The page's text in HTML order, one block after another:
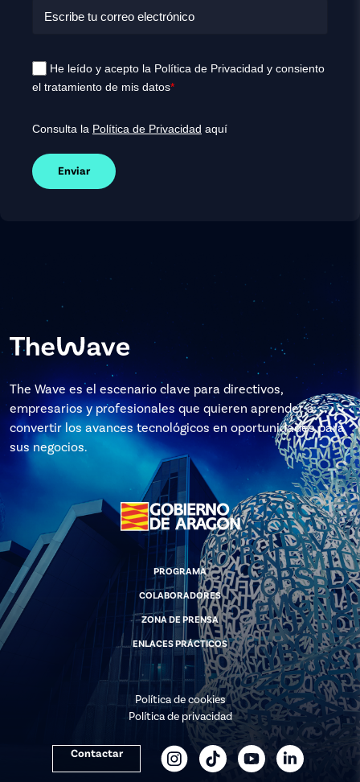
He leído y acepto la Política de Privacidad y consiento
el tratamiento de mis datos*
Consulta la Política de Privacidad aquí
Enviar
The Wave es el escenario clave para directivos,
empresarios y profesionales que quieren aprender a
convertir los avances tecnológicos en oportunidades para
sus negocios.
PROGRAMA
COLABORADORES
ZONA DE PRENSA
ENLACES PRÁCTICOS
Política de cookies
Política de privacidad
Contactar